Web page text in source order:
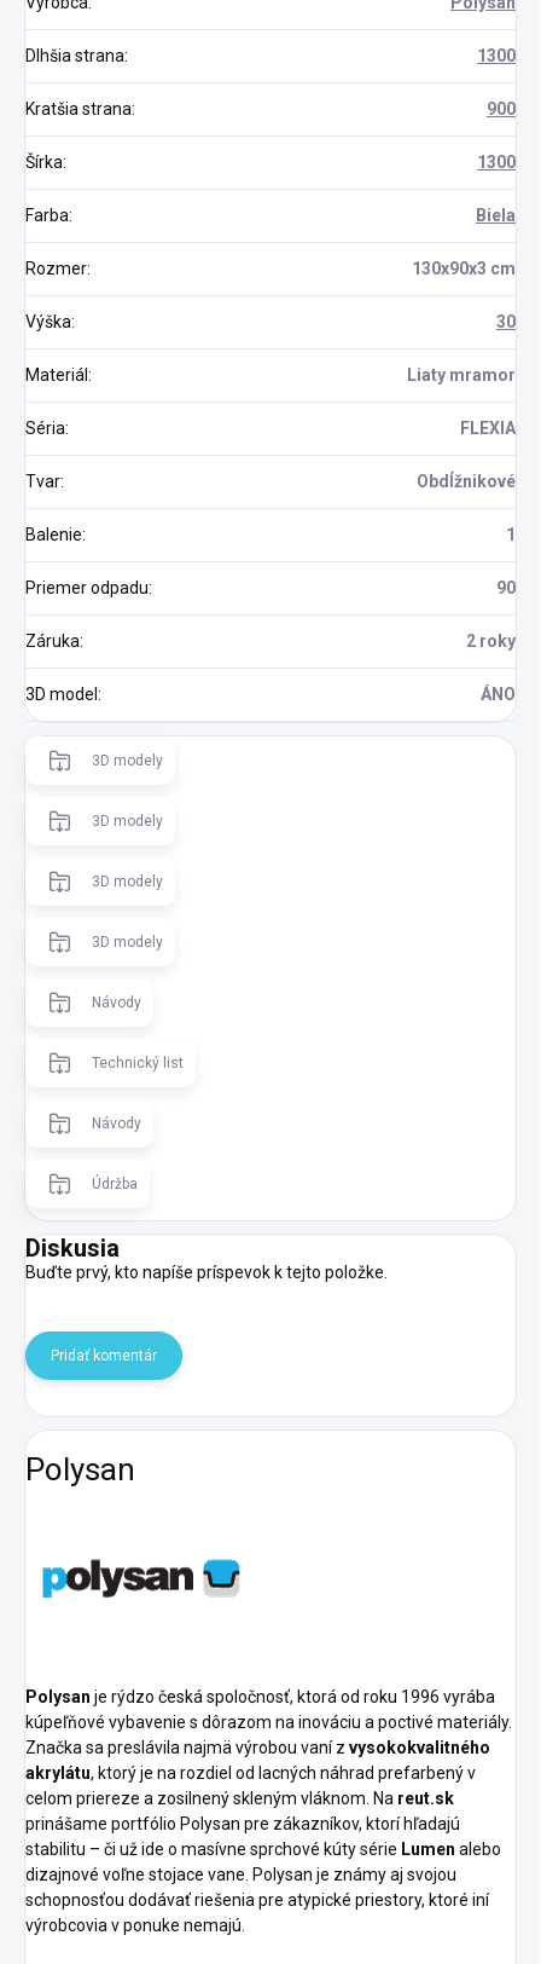
Dlhšia strana: 1300
Kratšia strana: 900
Šírka: 1300
Farba: Biela
Rozmer: 130x90x3 cm
Výška: 30
Materiál: Liaty mramor
Séria: FLEXIA
Tvar: Obdĺžnikové
Balenie: 1
Priemer odpadu: 90
Záruka: 2 roky
3D model : ÁNO
3D modely
3D modely
3D modely
3D modely
Návody
Technický list
Návody
Údržba
Diskusia
Buďte prvý, kto napíše príspevok k tejto položke.
Pridať komentár
Polysan
Polysan je rýdzo česká spoločnosť, ktorá od roku 1996 vyrába
kúpeľňové vybavenie s dôrazom na inováciu a poctivé materiály.
Značka sa preslávila najmä výrobou vaní z vysokokvalitného
akrylátu, ktorý je na rozdiel od lacných náhrad prefarbený v
celom priereze a zosilnený skleným vláknom. Na reut.sk
prinášame portfólio Polysan pre zákazníkov, ktorí hľadajú
stabilitu – či už ide o masívne sprchové kúty série Lumen alebo
dizajnové voľne stojace vane. Polysan je známy aj svojou
schopnosťou dodávať riešenia pre atypické priestory, ktoré iní
výrobcovia v ponuke nemajú.